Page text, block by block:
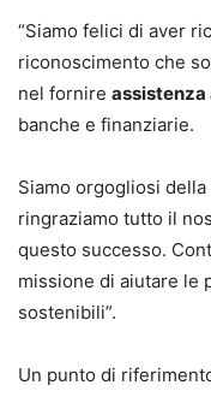
“Siamo felici di aver
riconoscimento che
nel fornire assistenza
banche e finanziarie.
Siamo orgogliosi
ringraziamo tutto il
questo successo.
missione di aiutare le
sostenibili”.
Un punto di